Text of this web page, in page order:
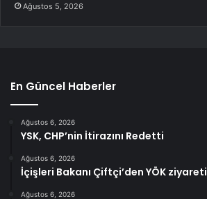
Ağustos 5, 2026
En Güncel Haberler
Ağustos 6, 2026
YSK, CHP’nin İtirazını Redetti
Ağustos 6, 2026
İçişleri Bakanı Çiftçi’den YÖK ziyareti
Ağustos 6, 2026